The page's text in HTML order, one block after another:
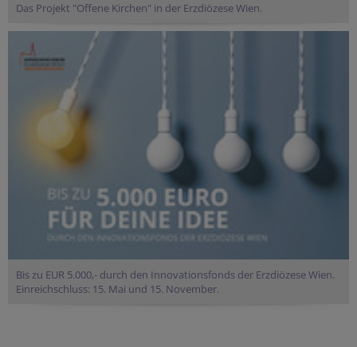
Das Projekt "Offene Kirchen" in der Erzdiözese Wien.
Bis zu EUR 5.000,- durch den Innovationsfonds der Erzdiözese Wien.
Einreichschluss: 15. Mai und 15. November.